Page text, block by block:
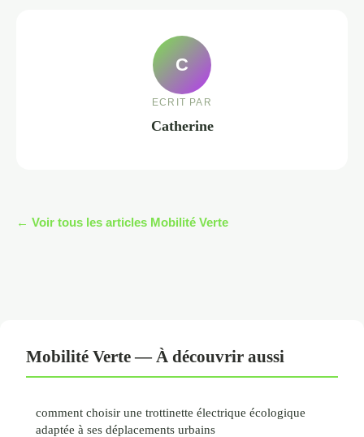
C
ECRIT PAR
Catherine
← Voir tous les articles Mobilité Verte
Mobilité Verte — À découvrir aussi
comment choisir une trottinette électrique écologique
adaptée à ses déplacements urbains